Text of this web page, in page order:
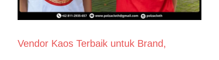
Vendor Kaos Terbaik untuk Brand,